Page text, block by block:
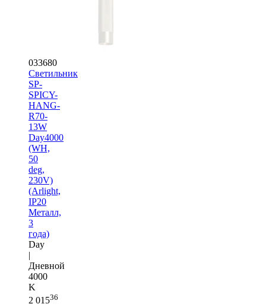
033680
Светильник
SP-
SPICY-
HANG-
R70-
13W
Day4000
(WH,
50
deg,
230V)
(Arlight,
IP20
Металл,
3
года)
Day
|
Дневной
4000
K
2 01536